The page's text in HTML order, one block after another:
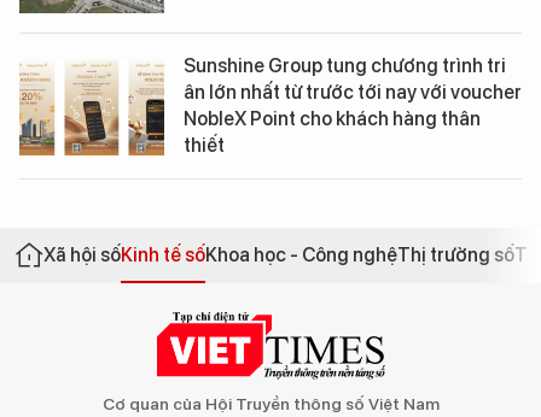
Sunshine Group tung chương trình tri
ân lớn nhất từ trước tới nay với voucher
NobleX Point cho khách hàng thân
thiết
Xã hội sốKinh tế sốKhoa học - Công nghệThị trường số
Cơ quan của Hội Truyền thông số Việt Nam